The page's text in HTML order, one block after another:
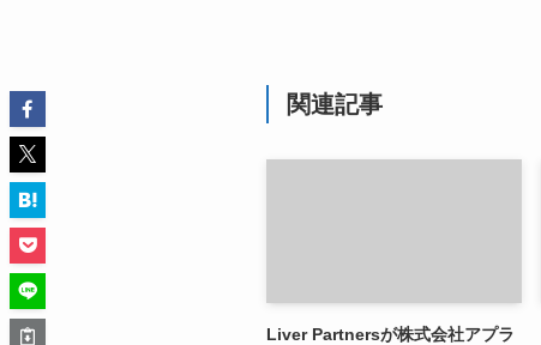
関連記事
Liver Partnersが株式会社アプラ